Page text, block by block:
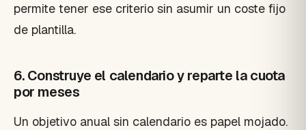
permite tener ese criterio sin asumir un coste fijo
de plantilla.
6. Construye el calendario y reparte la cuota
por meses
Un objetivo anual sin calendario es papel mojado.